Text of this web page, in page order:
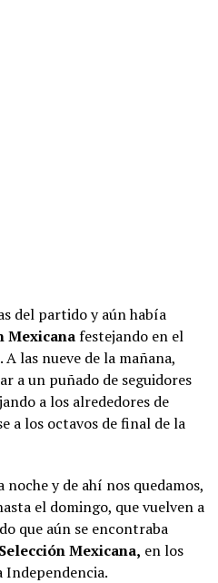
del partido y aún había
Mexicanafestejando en el
las nueve de la mañana,
a un puñado de seguidores
a los alrededores de
a los octavos de final de la
noche y de ahí nos quedamos,
el domingo, que vuelven a
que aún se encontraba
Selección Mexicana, en los
Independencia.